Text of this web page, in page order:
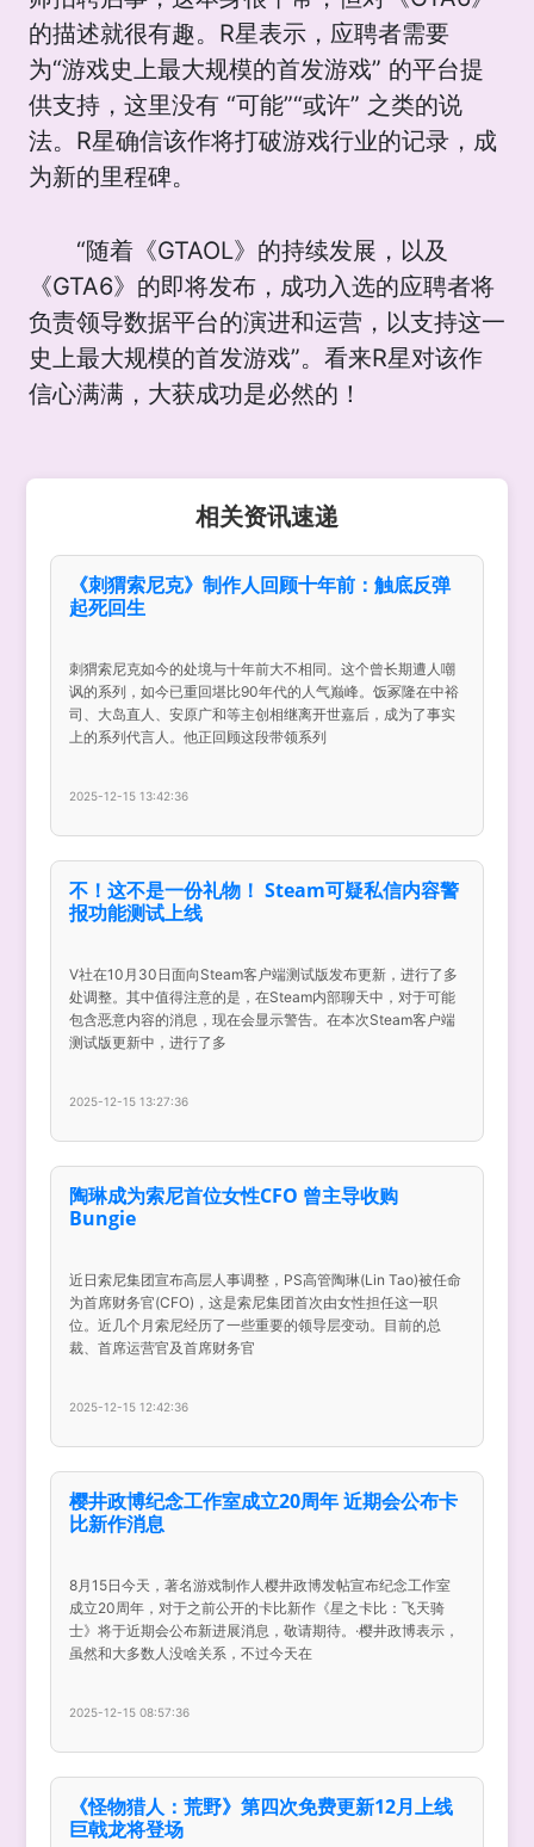
的描述就很有趣。R星表示，应聘者需要
为“游戏史上最大规模的首发游戏” 的平台提
供支持，这里没有 “可能”“或许” 之类的说
法。R星确信该作将打破游戏行业的记录，成
为新的里程碑。
“随着《GTAOL》的持续发展，以及
《GTA6》的即将发布，成功入选的应聘者将
负责领导数据平台的演进和运营，以支持这一
史上最大规模的首发游戏”。看来R星对该作
信心满满，大获成功是必然的！
相关资讯速递
《刺猬索尼克》制作人回顾十年前：触底反弹
起死回生
刺猬索尼克如今的处境与十年前大不相同。这个曾长期遭人嘲
讽的系列，如今已重回堪比90年代的人气巅峰。饭冢隆在中裕
司、大岛直人、安原广和等主创相继离开世嘉后，成为了事实
上的系列代言人。他正回顾这段带领系列
2025-12-15 13:42:36
不！这不是一份礼物！ Steam可疑私信内容警
报功能测试上线
V社在10月30日面向Steam客户端测试版发布更新，进行了多
处调整。其中值得注意的是，在Steam内部聊天中，对于可能
包含恶意内容的消息，现在会显示警告。在本次Steam客户端
测试版更新中，进行了多
2025-12-15 13:27:36
陶琳成为索尼首位女性CFO 曾主导收购
Bungie
近日索尼集团宣布高层人事调整，PS高管陶琳(Lin Tao)被任命
为首席财务官(CFO)，这是索尼集团首次由女性担任这一职
位。近几个月索尼经历了一些重要的领导层变动。目前的总
裁、首席运营官及首席财务官
2025-12-15 12:42:36
樱井政博纪念工作室成立20周年 近期会公布卡
比新作消息
8月15日今天，著名游戏制作人樱井政博发帖宣布纪念工作室
成立20周年，对于之前公开的卡比新作《星之卡比：飞天骑
士》将于近期会公布新进展消息，敬请期待。·樱井政博表示，
虽然和大多数人没啥关系，不过今天在
2025-12-15 08:57:36
《怪物猎人：荒野》第四次免费更新12月上线
巨戟龙将登场